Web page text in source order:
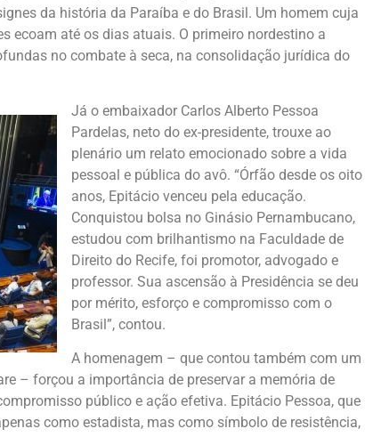
da história da Paraíba e do Brasil. Um homem cuja
ecoam até os dias atuais. O primeiro nordestino a
no combate à seca, na consolidação jurídica do
Já o embaixador Carlos Alberto Pessoa
Pardelas, neto do ex-presidente, trouxe ao
plenário um relato emocionado sobre a vida
pessoal e pública do avô. “Órfão desde os oito
anos, Epitácio venceu pela educação.
Conquistou bolsa no Ginásio Pernambucano,
estudou com brilhantismo na Faculdade de
Direito do Recife, foi promotor, advogado e
professor. Sua ascensão à Presidência se deu
por mérito, esforço e compromisso com o
Brasil”, contou.
A homenagem – que contou também com um
– forçou a importância de preservar a memória de
público e ação efetiva. Epitácio Pessoa, que
como estadista, mas como símbolo de resistência,